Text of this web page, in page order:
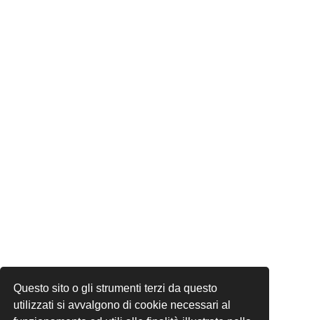
Questo sito o gli strumenti terzi da questo
utilizzati si avvalgono di cookie necessari al